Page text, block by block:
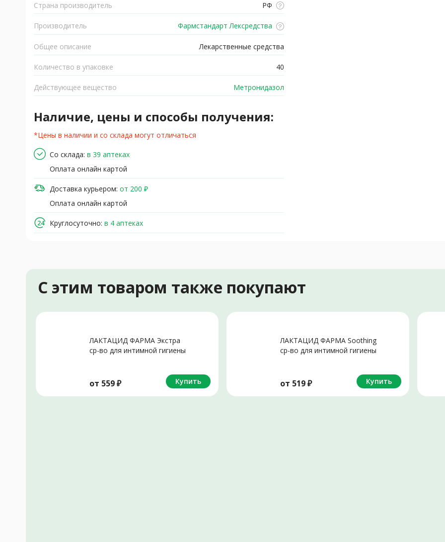
Страна производитель
РФ
Производитель Фармстандарт Лексредства
Общее описание Лекарственные средства
Количество в упаковке 40
Действующее вещество Метронидазол
Наличие, цены и способы получения:
*Цены в наличии и со склада могут отличаться
Со склада: в 39 аптеках
Оплата онлайн картой
Доставка курьером: от 200 ₽
Оплата онлайн картой
Круглосуточно: в 4 аптеках
С этим товаром также покупают
ЛАКТАЦИД ФАРМА Экстра
ср-во для интимной гигиены
от 559₽ Купить
ЛАКТАЦИД ФАРМА Soothing
ср-во для интимной гигиены
от 519₽ Купить